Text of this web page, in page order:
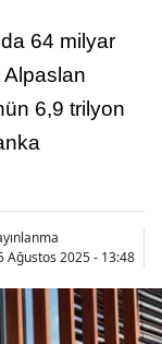
64 milyar
Alpaslan
6,9 trilyon
Ağustos 2025 - 13:48